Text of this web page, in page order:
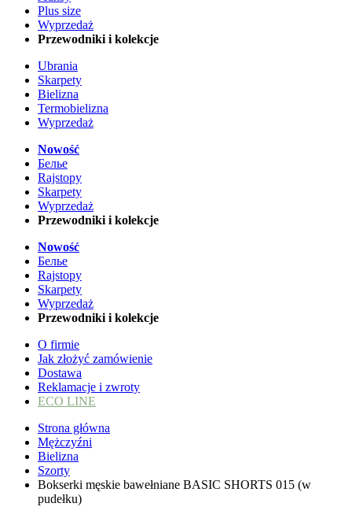
Plus size
Wyprzedaż
Przewodniki i kolekcje
Ubrania
Skarpety
Bielizna
Termobielizna
Wyprzedaż
Nowość
Белье
Rajstopy
Skarpety
Wyprzedaż
Przewodniki i kolekcje
Nowość
Белье
Rajstopy
Skarpety
Wyprzedaż
Przewodniki i kolekcje
O firmie
Jak złożyć zamówienie
Dostawa
Reklamacje i zwroty
ECO LINE
Strona główna
Mężczyźni
Bielizna
Szorty
Bokserki męskie bawełniane BASIC SHORTS 015 (w
pudełku)